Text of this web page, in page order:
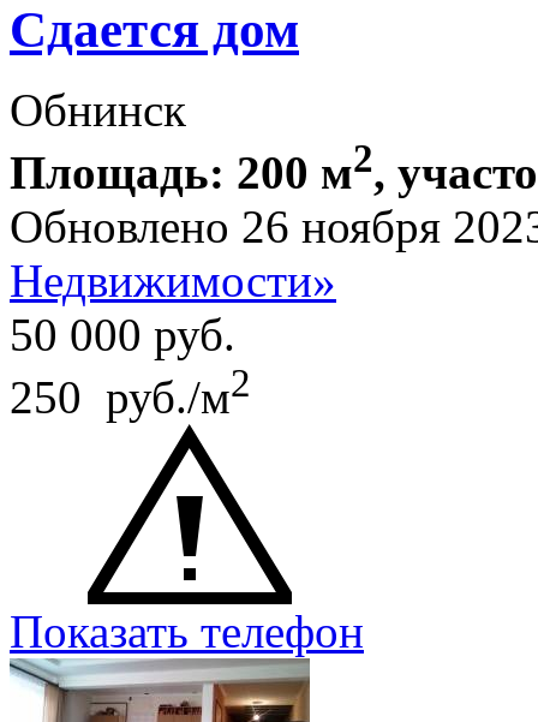
Сдается дом
Обнинск
Площадь: 200 м2,
Обновлено 26 ноября
Недвижимости»
50 000 руб.
250 руб./м2
Показать телефон